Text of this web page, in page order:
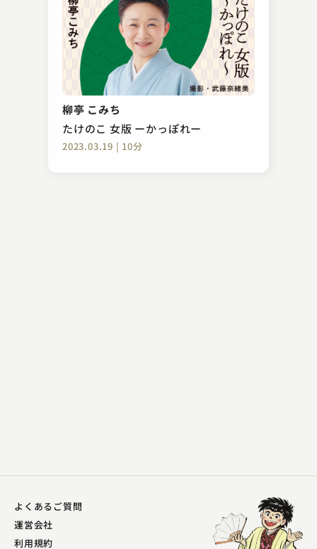
柳亭 こみち
たけのこ 女版 ーかっぽれー
2023.03.19 | 10分
柳家 さん福
寄合酒
2023.04.24 | 12分
よくあるご質問
運営会社
利用規約